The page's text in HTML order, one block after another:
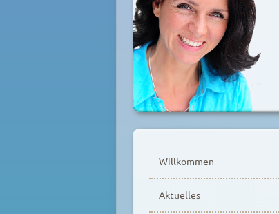
Inhalt
springen
Willkommen
Aktuelles